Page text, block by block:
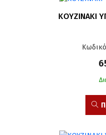
ΚΟΥΖΙΝΑΚΙ